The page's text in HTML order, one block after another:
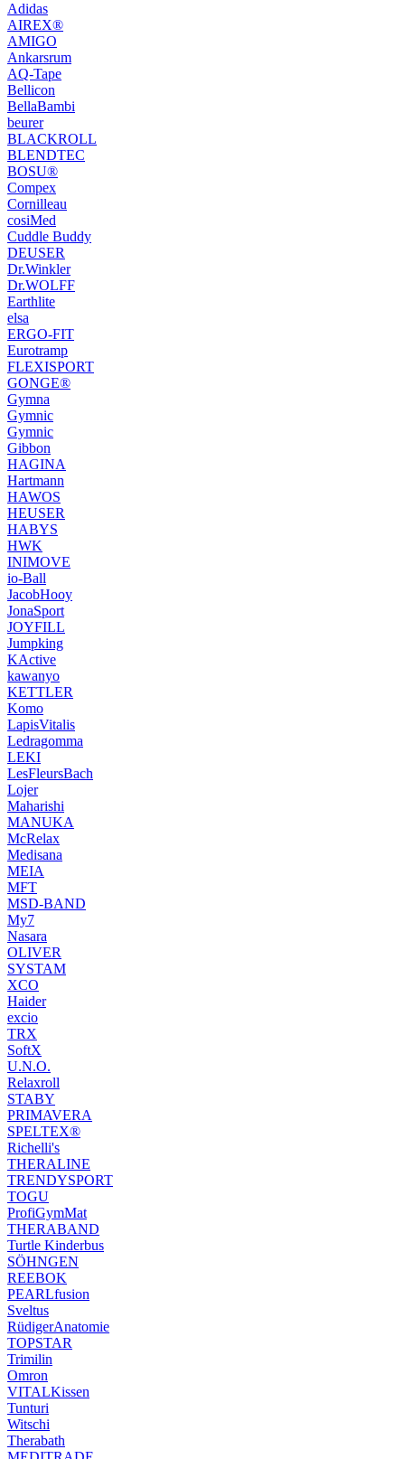
Adidas
AIREX®
AMIGO
Ankarsrum
AQ-Tape
Bellicon
BellaBambi
beurer
BLACKROLL
BLENDTEC
BOSU®
Compex
Cornilleau
cosiMed
Cuddle Buddy
DEUSER
Dr.Winkler
Dr.WOLFF
Earthlite
elsa
ERGO-FIT
Eurotramp
FLEXISPORT
GONGE®
Gymna
Gymnic
Gymnic
Gibbon
HAGINA
Hartmann
HAWOS
HEUSER
HABYS
HWK
INIMOVE
io-Ball
JacobHooy
JonaSport
JOYFILL
Jumpking
KActive
kawanyo
KETTLER
Komo
LapisVitalis
Ledragomma
LEKI
LesFleursBach
Lojer
Maharishi
MANUKA
McRelax
Medisana
MEIA
MFT
MSD-BAND
My7
Nasara
OLIVER
SYSTAM
XCO
Haider
excio
TRX
SoftX
U.N.O.
Relaxroll
STABY
PRIMAVERA
SPELTEX®
Richelli's
THERALINE
TRENDYSPORT
TOGU
ProfiGymMat
THERABAND
Turtle Kinderbus
SÖHNGEN
REEBOK
PEARLfusion
Sveltus
RüdigerAnatomie
TOPSTAR
Trimilin
Omron
VITALKissen
Tunturi
Witschi
Therabath